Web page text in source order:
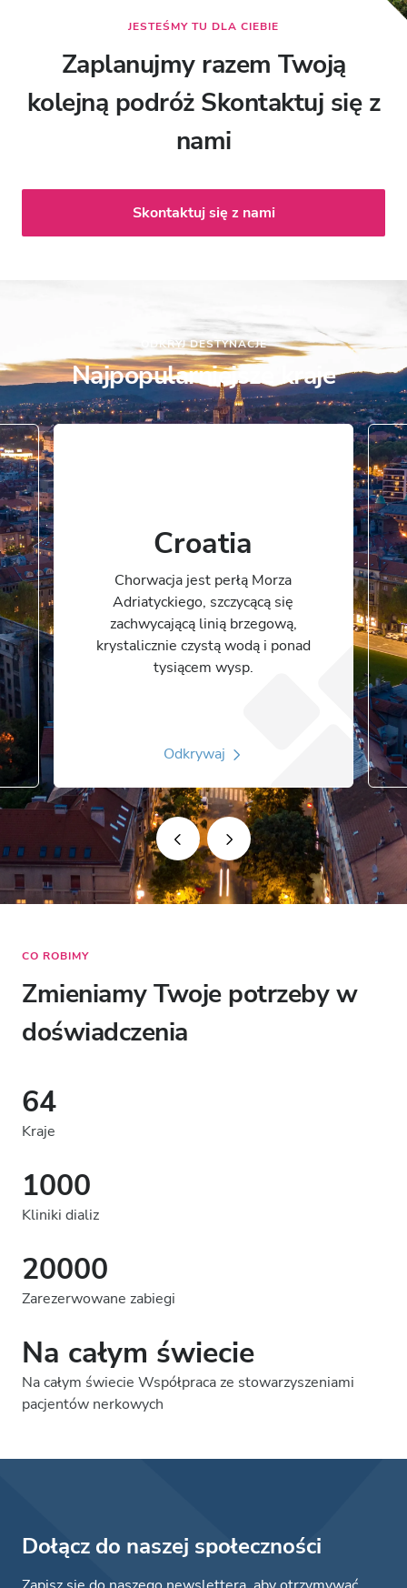
JESTEŚMY TU DLA CIEBIE
Zaplanujmy razem Twoją
kolejną podróż Skontaktuj się z
nami
Skontaktuj się z nami
ODKRYJ DESTYNACJE
Najpopularniejsze kraje
Croatia
Chorwacja jest perłą Morza
Adriatyckiego, szczycącą się
zachwycającą linią brzegową,
krystalicznie czystą wodą i ponad
tysiącem wysp.
Odkrywaj
CO ROBIMY
Zmieniamy Twoje potrzeby w
doświadczenia
64
Kraje
1000
Kliniki dializ
20000
Zarezerwowane zabiegi
Na całym świecie
Na całym świecie Współpraca ze stowarzyszeniami
pacjentów nerkowych
Dołącz do naszej społeczności